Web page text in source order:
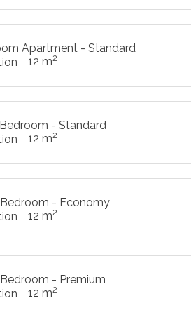
Apartment - Standard
12 m2
- Standard
12 m2
- Economy
12 m2
- Premium
12 m2